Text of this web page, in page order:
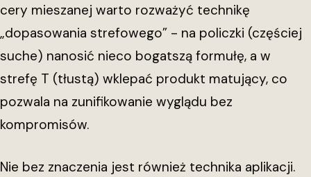
cery mieszanej warto rozważyć technikę
„dopasowania strefowego” - na policzki (częściej
suche) nanosić nieco bogatszą formułę, a w
strefę T (tłustą) wklepać produkt matujący, co
pozwala na zunifikowanie wyglądu bez
kompromisów.
Nie bez znaczenia jest również technika aplikacji.